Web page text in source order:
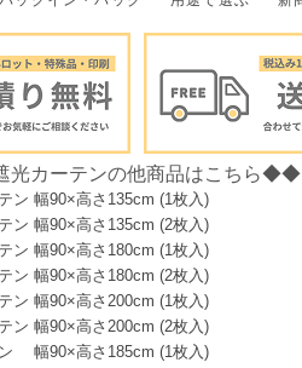
カーテンの他商品はこちら◆◆
ン 幅90×高さ135cm (1枚入)
ン 幅90×高さ135cm (2枚入)
ン 幅90×高さ180cm (1枚入)
ン 幅90×高さ180cm (2枚入)
ン 幅90×高さ200cm (1枚入)
ン 幅90×高さ200cm (2枚入)
幅90×高さ185cm (1枚入)